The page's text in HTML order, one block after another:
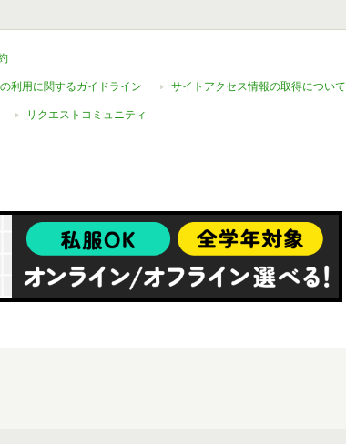
利用に関するガイドライン サイトアクセス情報の取得について
リクエストコミュニティ